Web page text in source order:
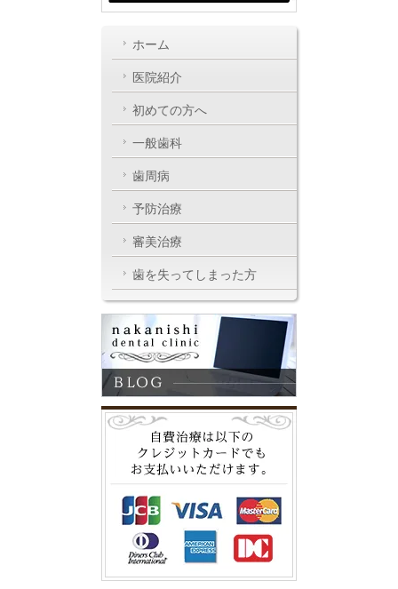
ホーム
医院紹介
初めての方へ
一般歯科
歯周病
予防治療
審美治療
歯を失ってしまった方